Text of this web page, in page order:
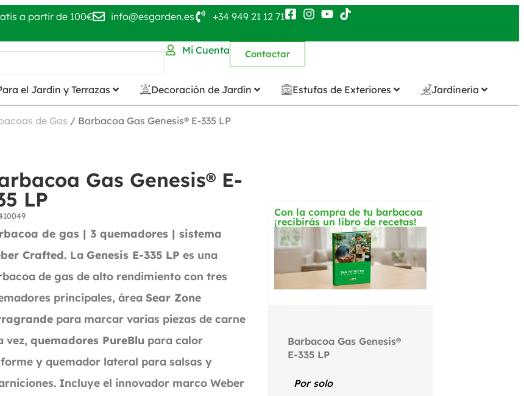
a partir de 100€ info@esgarden.es +34 949 21 12 71
Mi Cuenta Contactar
el Jardín y Terrazas Decoración de Jardín Estufas de Exteriores Jardinería
de Gas / Barbacoa Gas Genesis® E-335 LP
Gas Genesis® E-
LP
de gas | 3 quemadores | sistema
Crafted. LaGenesis E-335 LP es una
de gas de alto rendimiento con tres
principales, áreaSear Zone
para marcar varias piezas de carne
vez,quemadores PureBlu para calor
y quemador lateral para salsas y
Incluye el innovador marco Weber
Con la compra de tu barbacoa
¡recibirás un libro de recetas!
Barbacoa Gas Genesis®
E-335 LP
Por solo